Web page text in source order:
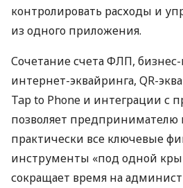
контролировать расходы и
из одного приложения.
Сочетание счета ФЛП, бизнес-
интернет-эквайринга, QR-
Tap to Phone и интеграции с
позволяет предпринимателю
практически все ключевые
инструменты «под одной
сокращает время на